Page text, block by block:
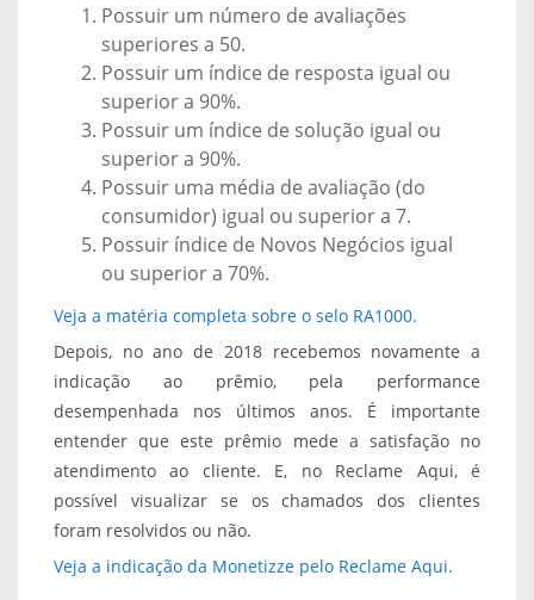
Possuir um número de avaliações
superiores a 50.
Possuir um índice de resposta igual ou
superior a 90%.
Possuir um índice de solução igual ou
superior a 90%.
Possuir uma média de avaliação (do
consumidor) igual ou superior a 7.
Possuir índice de Novos Negócios igual
ou superior a 70%.
Veja a matéria completa sobre o selo RA1000.
Depois, no ano de 2018 recebemos novamente a
indicação ao prêmio, pela performance
desempenhada nos últimos anos. É importante
entender que este prêmio mede a satisfação no
atendimento ao cliente. E, no Reclame Aqui, é
possível visualizar se os chamados dos clientes
foram resolvidos ou não.
Veja a indicação da Monetizze pelo Reclame Aqui.